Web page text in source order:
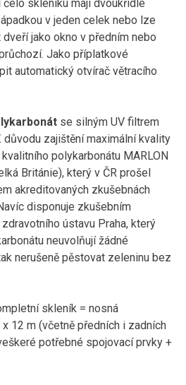
skleníku mají dvoukřídlé
v jeden celek nebo lze
jako okno v předním nebo
Jako příplatkové
automatický otvírač větracího
se silným UV filtrem
důvodu zajištění maximální kvality
polykarbonátu MARLON
Británie), který v ČR prošel
akreditovaných zkušebnách
disponuje zkušebním
ústavu Praha, který
neuvolňují žádné
nerušeně pěstovat zeleninu bez
skleník = nosná
12 m (včetně předních i zadních
potřebné spojovací prvky +